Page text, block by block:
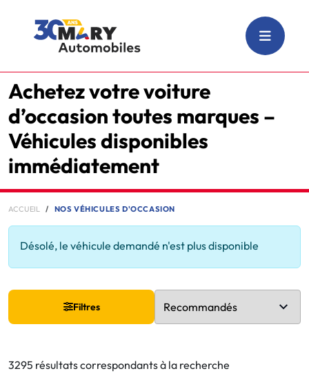
Achetez votre voiture
d’occasion toutes marques –
Véhicules disponibles
immédiatement
ACCUEIL NOS VÉHICULES D'OCCASION
Désolé, le véhicule demandé n'est plus disponible
Filtres
3295 résultats correspondants à la recherche